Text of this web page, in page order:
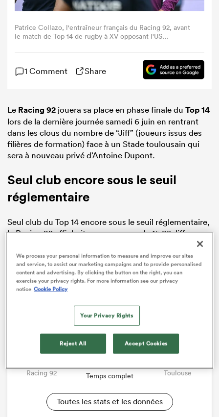
Patrice Collazo, l'entraîneur français du Racing 92, avant
le match de Top 14 de rugby à XV opposant l'US
dans le sud-ouest de la France, le 25 avril 2026. (Photo de
Matthieu RONDEL / AFP via Getty Images)
1 Comment Share
Le Racing 92 jouera sa place en phase finale du Top 14
lors de la dernière journée samedi 6 juin en rentrant
dans les clous du nombre de “Jiff” (joueurs issus des
filières de formation) face à un Stade toulousain qui
sera à nouveau privé d’Antoine Dupont.
Seul club encore sous le seuil
réglementaire
Seul club du Top 14 encore sous le seuil réglementaire,
le Racing 92 affichait une moyenne de 15,92 Jiff par
minimum imposé par la LNR est fixé à 16.Pour se
mettre en règle, Patrice Collazo a finalement fait ses
calculs et a plié après avoir été plus bravache dans la
semaine.
Racing 92
31 - 20
Temps complet Toulouse
Toutes les stats et les données
We process your personal information to measure and improve our sites
and service, to assist our marketing campaigns and to provide personalised
content and advertising. By clicking the button on the right, you can
exercise your privacy rights. For more information see our privacy
notice Cookie Policy
Your Privacy Rights
Reject All Accept Cookies